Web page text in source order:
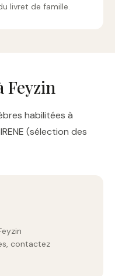
livret de famille.
Feyzin
habilitées à
(sélection des
contactez